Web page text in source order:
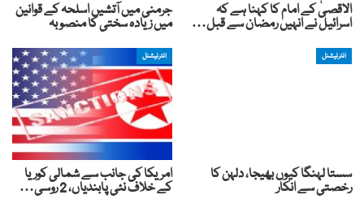
الاقصیٰ کے امام کا کہنا ہے کہ
اسرائیل نے انہیں رمضان سے قبل…
جرمنی میں آتشیں اسلحہ کے قوانین
میں زیادہ سختی کا منصوبہ
انٹرنیشنل
سستا لہنگا کیوں بھیجا، دلہن کا
رخصتی سے انکار
انٹرنیشنل
امريکا کی جانب سے شمالی کوريا
کے خلاف نئی پابندياں، 2 روسی…